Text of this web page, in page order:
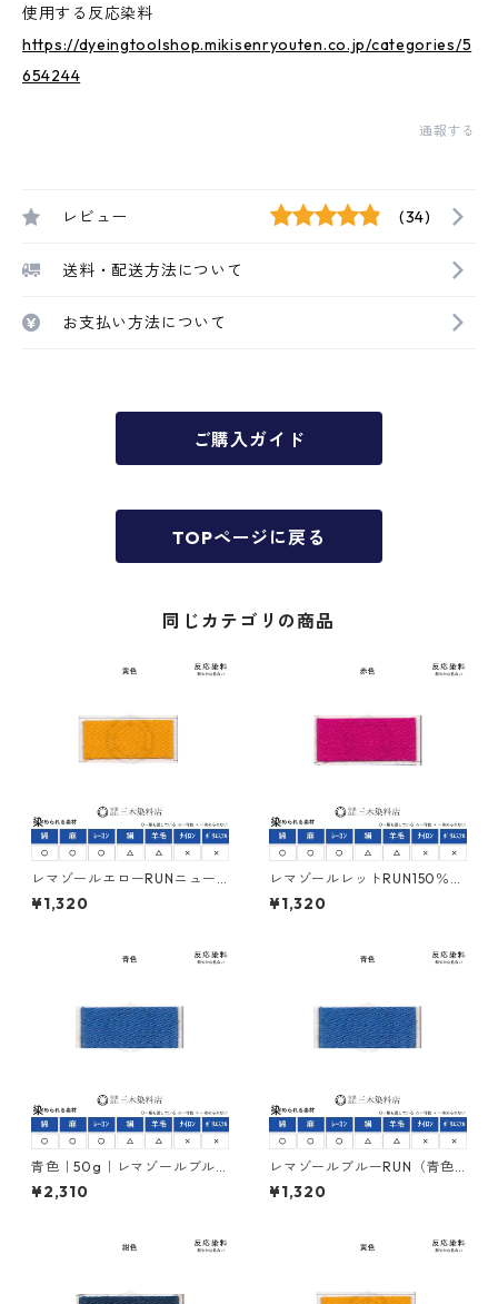
使用する反応染料
https://dyeingtoolshop.mikisenryouten.co.jp/categories/5
654244
通報する
レビュー (34)
送料・配送方法について
お支払い方法について
ご購入ガイド
TOPページに戻る
同じカテゴリの商品
レマゾールエローRUNニュー
（黄色｜20g）｜反応染料
¥1,320
レマゾールレットRUN150％
（赤紫色｜20g）｜反応染料
¥1,320
青色｜50g｜レマゾールブル
ーRUN｜反応染料
¥2,310
レマゾールブルーRUN（青色
｜20g）｜反応染料
¥1,320